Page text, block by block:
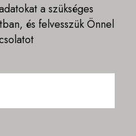
a szükséges
és felvesszük Önnel